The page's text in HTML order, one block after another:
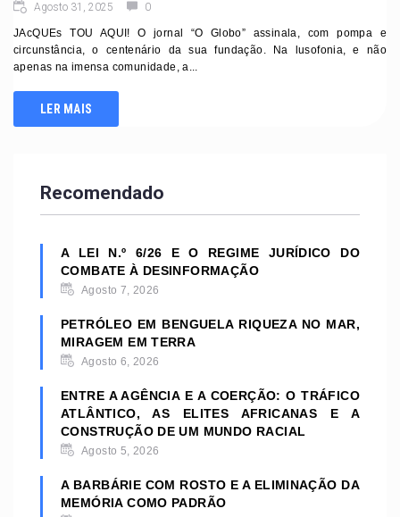
Agosto 31, 2025 0
JAcQUEs TOU AQUI! O jornal “O Globo” assinala, com pompa e
circunstância, o centenário da sua fundação. Na lusofonia, e não
apenas na imensa comunidade, a...
LER MAIS
Recomendado
A LEI N.º 6/26 E O REGIME JURÍDICO DO
COMBATE À DESINFORMAÇÃO
Agosto 7, 2026
PETRÓLEO EM BENGUELA RIQUEZA NO MAR,
MIRAGEM EM TERRA
Agosto 6, 2026
ENTRE A AGÊNCIA E A COERÇÃO: O TRÁFICO
ATLÂNTICO, AS ELITES AFRICANAS E A
CONSTRUÇÃO DE UM MUNDO RACIAL
Agosto 5, 2026
A BARBÁRIE COM ROSTO E A ELIMINAÇÃO DA
MEMÓRIA COMO PADRÃO